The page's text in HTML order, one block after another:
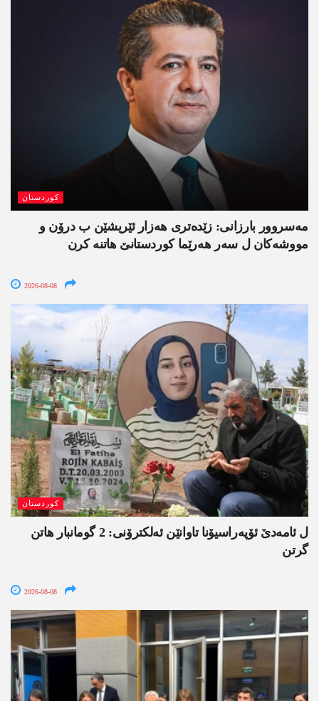
کوردستان
مەسروور بارزانی: زێدەتری ھەزار ئێریشێن ب درۆن و
مووشەکان ل سەر ھەرێما کوردستانێ ھاتنە کرن
2026-08-08
کوردستان
ل ئامەدێ ئۆپەراسیۆنا تاوانێن ئەلکترۆنی: 2 گومانبار ھاتن
گرتن
2026-08-08